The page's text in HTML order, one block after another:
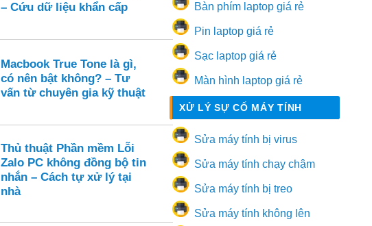
– Cứu dữ liệu khẩn cấp
Macbook True Tone là gì,
có nên bật không? – Tư
vấn từ chuyên gia kỹ thuật
Thủ thuật Phần mềm Lỗi
Zalo PC không đồng bộ tin
nhắn – Cách tự xử lý tại
nhà
Bàn phím laptop giá rẻ
Pin laptop giá rẻ
Sạc laptop giá rẻ
Màn hình laptop giá rẻ
XỬ LÝ SỰ CỐ MÁY TÍNH
Sửa máy tính bị virus
Sửa máy tính chạy chậm
Sửa máy tính bị treo
Sửa máy tính không lên